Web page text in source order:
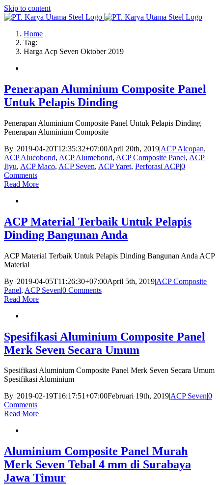
Skip to content
Home
Tag:
Harga Acp Seven Oktober 2019
Penerapan Aluminium Composite Panel
Untuk Pelapis Dinding
Penerapan Aluminium Composite Panel Untuk Pelapis Dinding
Penerapan Aluminium Composite
By |2019-04-20T12:35:32+07:00April 20th, 2019|ACP Alcopan,
ACP Alucobond, ACP Alumebond, ACP Composite Panel, ACP
Jiyu, ACP Maco, ACP Seven, ACP Yaret, Perforasi ACP|0
Comments
Read More
ACP Material Terbaik Untuk Pelapis
Dinding Bangunan Anda
ACP Material Terbaik Untuk Pelapis Dinding Bangunan Anda ACP
Material
By |2019-04-05T11:26:30+07:00April 5th, 2019|ACP Composite
Panel, ACP Seven|0 Comments
Read More
Spesifikasi Aluminium Composite Panel
Merk Seven Secara Umum
Spesifikasi Aluminium Composite Panel Merk Seven Secara Umum
Spesifikasi Aluminium
By |2019-02-19T16:17:51+07:00Februari 19th, 2019|ACP Seven|0
Comments
Read More
Aluminium Composite Panel Murah
Merk Seven Tebal 4 mm di Surabaya
Jawa Timur